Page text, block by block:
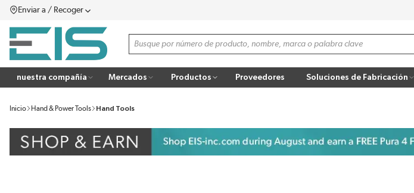
SALTAR AL CONTENIDO PRINCIPAL
Enviar a / Recoger
menú
Búsqueda de sitio
nuestra compañía Mercados Productos
more info Proveedores Soluciones de Fabricación
Inicio Hand & Power Tools Hand Tools